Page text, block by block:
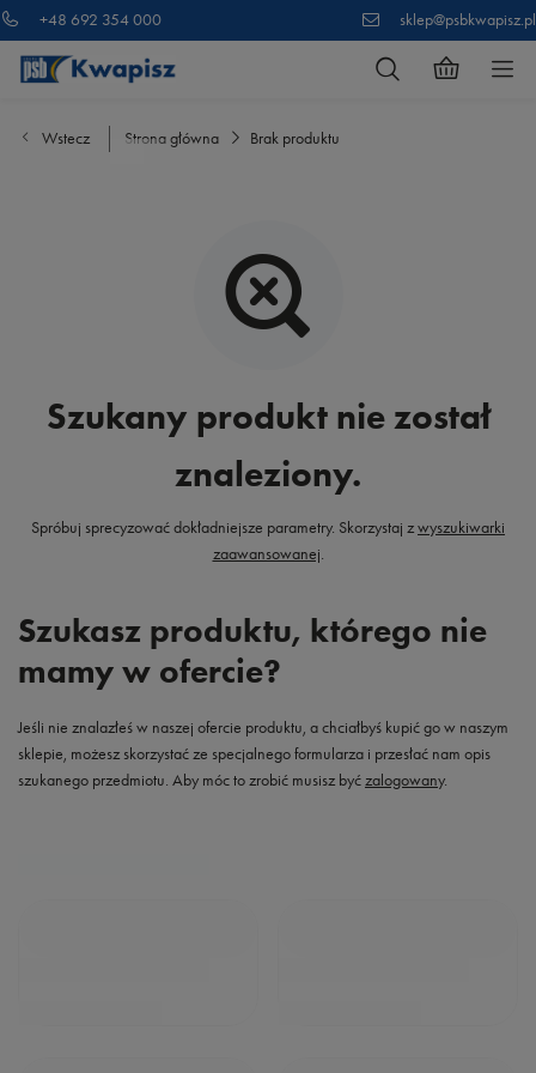
+48 692 354 000 sklep@psbkwapisz.pl
Wstecz Strona główna Brak produktu
Szukany produkt nie został
znaleziony.
Spróbuj sprecyzować dokładniejsze parametry. Skorzystaj zwyszukiwarki
zaawansowanej.
Szukasz produktu, którego nie
mamy w ofercie?
Jeśli nie znalazłeś w naszej ofercie produktu, a chciałbyś kupić go w naszym
sklepie, możesz skorzystać ze specjalnego formularza i przesłać nam opis
szukanego przedmiotu. Aby móc to zrobić musisz byćzalogowany.